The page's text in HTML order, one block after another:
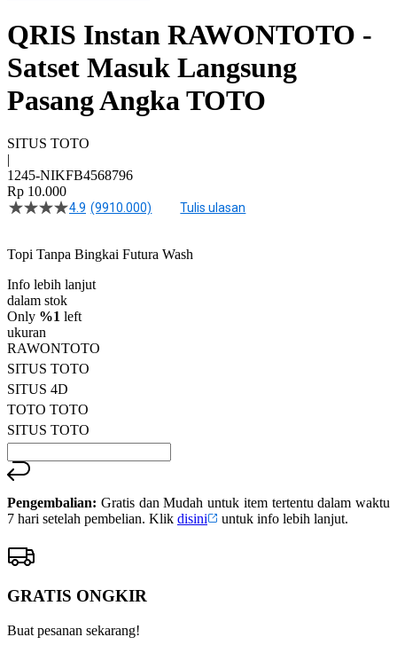
QRIS Instan RAWONTOTO -
Satset Masuk Langsung
Pasang Angka TOTO
SITUS TOTO
|
1245-NIKFB4568796
Rp 10.000
4.5
bintang,
rating
rata-
rata.
Read
13
Reviews.
Tautan
halaman
yang
sama.
4.9 (9910.000) Tulis ulasan
Topi Tanpa Bingkai Futura Wash
Info lebih lanjut
dalam stok
Only %1 left
ukuran
RAWONTOTO
SITUS TOTO
SITUS 4D
TOTO TOTO
SITUS TOTO
Pengembalian: Gratis dan Mudah untuk item tertentu dalam waktu
7 hari setelah pembelian. Klik disini untuk info lebih lanjut.
GRATIS ONGKIR
Buat pesanan sekarang!